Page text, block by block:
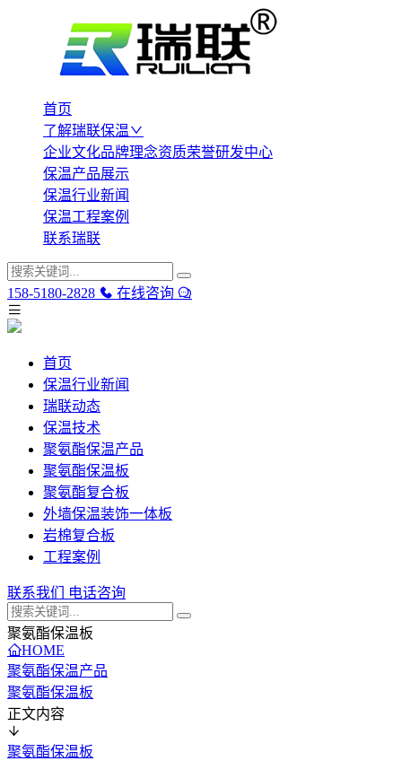
首页
了解瑞联保温
企业文化品牌理念资质荣誉研发中心
保温产品展示
保温行业新闻
保温工程案例
联系瑞联
158-5180-2828 在线咨询
首页
保温行业新闻
瑞联动态
保温技术
聚氨酯保温产品
聚氨酯保温板
聚氨酯复合板
外墙保温装饰一体板
岩棉复合板
工程案例
联系我们 电话咨询
聚氨酯保温板
HOME
聚氨酯保温产品
聚氨酯保温板
正文内容
聚氨酯保温板